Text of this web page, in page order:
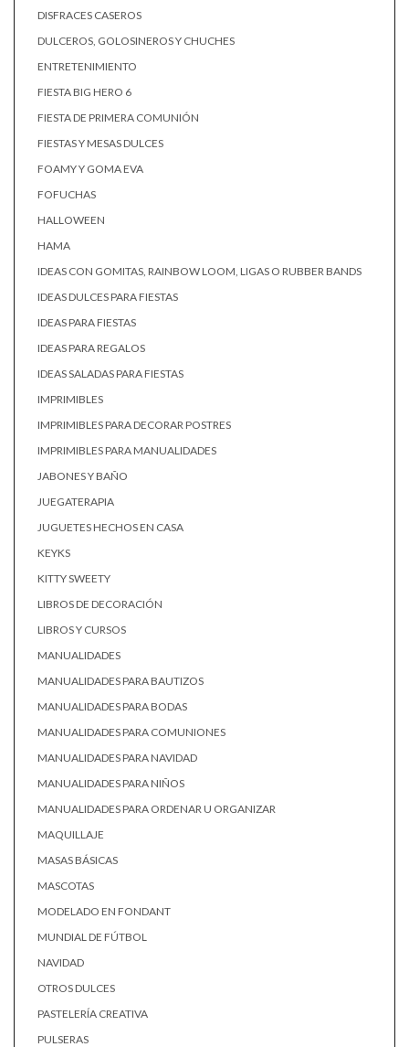
DISFRACES CASEROS
DULCEROS, GOLOSINEROS Y CHUCHES
ENTRETENIMIENTO
FIESTA BIG HERO 6
FIESTA DE PRIMERA COMUNIÓN
FIESTAS Y MESAS DULCES
FOAMY Y GOMA EVA
FOFUCHAS
HALLOWEEN
HAMA
IDEAS CON GOMITAS, RAINBOW LOOM, LIGAS O RUBBER BANDS
IDEAS DULCES PARA FIESTAS
IDEAS PARA FIESTAS
IDEAS PARA REGALOS
IDEAS SALADAS PARA FIESTAS
IMPRIMIBLES
IMPRIMIBLES PARA DECORAR POSTRES
IMPRIMIBLES PARA MANUALIDADES
JABONES Y BAÑO
JUEGATERAPIA
JUGUETES HECHOS EN CASA
KEYKS
KITTY SWEETY
LIBROS DE DECORACIÓN
LIBROS Y CURSOS
MANUALIDADES
MANUALIDADES PARA BAUTIZOS
MANUALIDADES PARA BODAS
MANUALIDADES PARA COMUNIONES
MANUALIDADES PARA NAVIDAD
MANUALIDADES PARA NIÑOS
MANUALIDADES PARA ORDENAR U ORGANIZAR
MAQUILLAJE
MASAS BÁSICAS
MASCOTAS
MODELADO EN FONDANT
MUNDIAL DE FÚTBOL
NAVIDAD
OTROS DULCES
PASTELERÍA CREATIVA
PULSERAS